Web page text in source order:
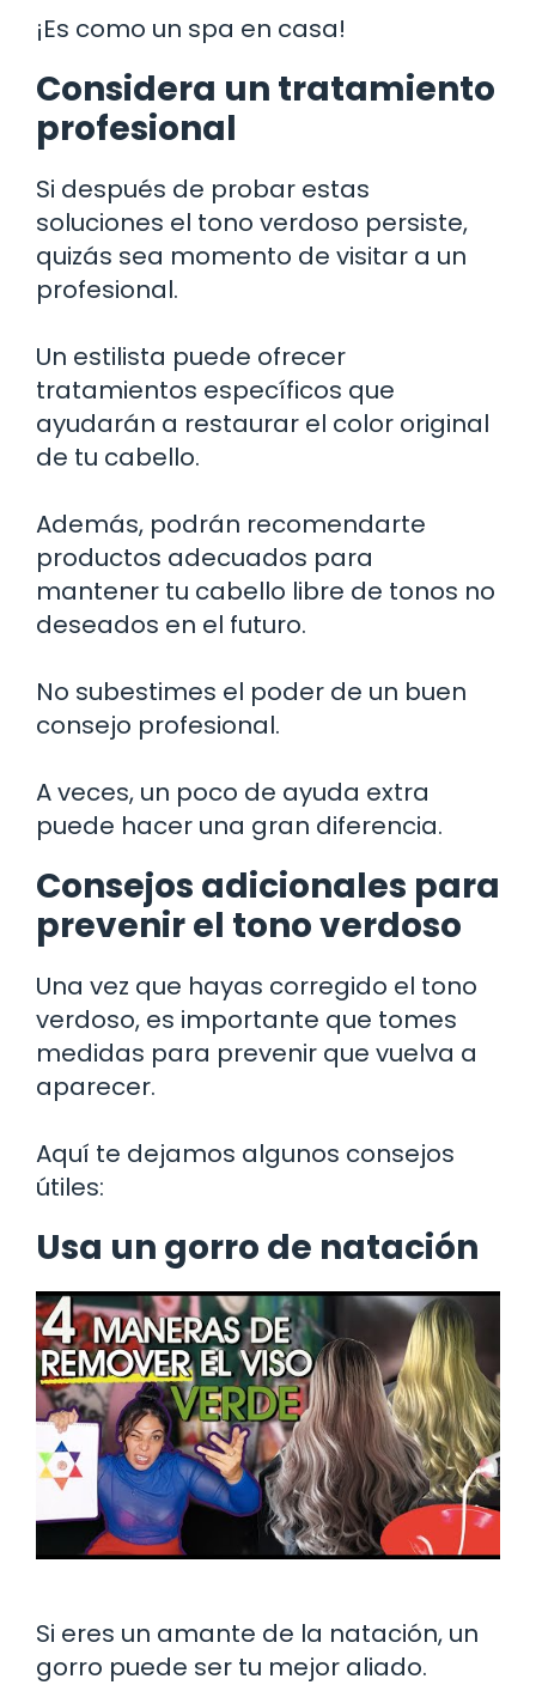
¡Es como un spa en casa!
Considera un tratamiento
profesional
Si después de probar estas
soluciones el tono verdoso persiste,
quizás sea momento de visitar a un
profesional.
Un estilista puede ofrecer
tratamientos específicos que
ayudarán a restaurar el color original
de tu cabello.
Además, podrán recomendarte
productos adecuados para
mantener tu cabello libre de tonos no
deseados en el futuro.
No subestimes el poder de un buen
consejo profesional.
A veces, un poco de ayuda extra
puede hacer una gran diferencia.
Consejos adicionales para
prevenir el tono verdoso
Una vez que hayas corregido el tono
verdoso, es importante que tomes
medidas para prevenir que vuelva a
aparecer.
Aquí te dejamos algunos consejos
útiles:
Usa un gorro de natación
Si eres un amante de la natación, un
gorro puede ser tu mejor aliado.